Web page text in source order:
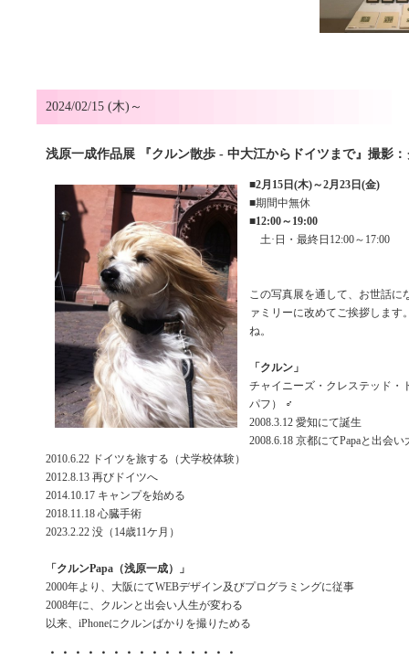
2024/02/15 (木)～
浅原一成作品展 『クルン散歩 - 中大江からドイツまで』撮影：
■2月15日(木)～2月23日(金)
■期間中無休
■12:00～19:00
土·日・最終日12:00～17:00
この写真展を通して、お世話に
ァミリーに改めてご挨拶します
ね。
「クルン」
チャイニーズ・クレステッド・
パフ） ♂
2008.3.12 愛知にて誕生
2008.6.18 京都にてPapaと出会い
2010.6.22 ドイツを旅する（犬学校体験）
2012.8.13 再びドイツへ
2014.10.17 キャンプを始める
2018.11.18 心臓手術
2023.2.22 没（14歳11ケ月）
「クルンPapa（浅原一成）」
2000年より、大阪にてWEBデザイン及びプログラミングに従事
2008年に、クルンと出会い人生が変わる
以来、iPhoneにクルンばかりを撮りためる
・・・・・・・・・・・・・・・